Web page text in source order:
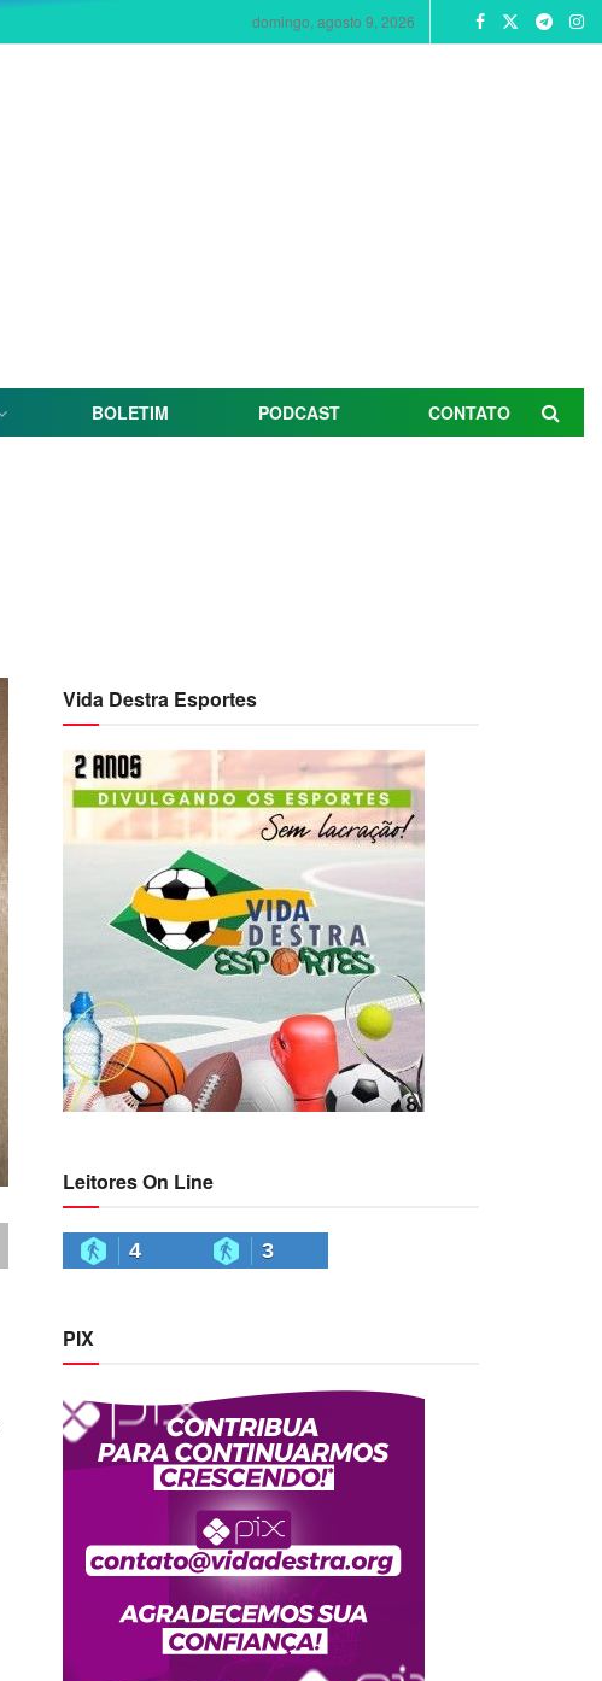
domingo, agosto 9, 2026
BOLETIM PODCAST CONTATO
Vida Destra Esportes
Leitores On Line
4 3
PIX